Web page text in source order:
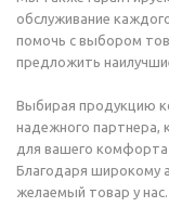
обслуживание
помочь с выбором
предложить
Выбирая продукцию
надежного партнера,
для вашего комфорта
Благодаря широкому
желаемый товар у нас.